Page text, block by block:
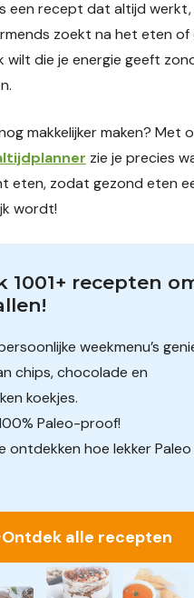
een recept dat altijd werkt,
zoekt na het eten of
wilt die je energie geeft
makkelijker maken? Met
zie je precies
eten, zodat gezond eten
wordt!
1001+ recepten
weekmenu’s
chips, chocolade en
koekjes.
Paleo-proof!
ontdekken hoe lekker Paleo
Ontdek alle recepten